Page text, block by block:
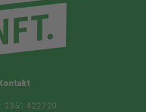
0351 422720